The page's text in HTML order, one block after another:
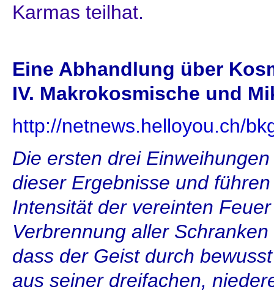
Karmas teilhat.
Eine Abhandlung über
IV. Makrokosmische und
http://netnews.helloyou.ch/
Die ersten drei
dieser Ergebnisse und
Intensität der vereinten
Verbrennung aller
dass der Geist durch
aus seiner dreifachen,